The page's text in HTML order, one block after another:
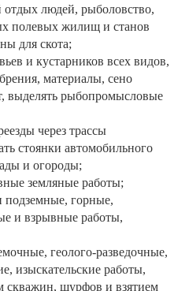
отдых людей, рыболовство,
полевых жилищ и станов
для скота;
и кустарников всех видов,
материалы, сено
выделять рыбопромысловые
через трассы
стоянки автомобильного
и огороды;
земляные работы;
подземные, горные,
и взрывные работы,
геолого-разведочные,
изыскательские работы,
скважин, шурфов и взятием